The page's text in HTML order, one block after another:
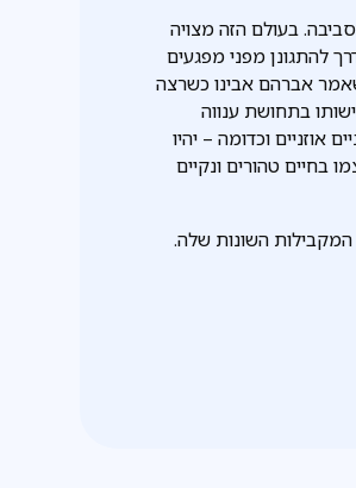
בעולם הזה מצויה
להתגונן מפני מפגעים
אברהם אבינו כשרצה
בתחושת ענווה
וכדומה – יהיו
בחיים טהורים ונקיים
השונות שלה.